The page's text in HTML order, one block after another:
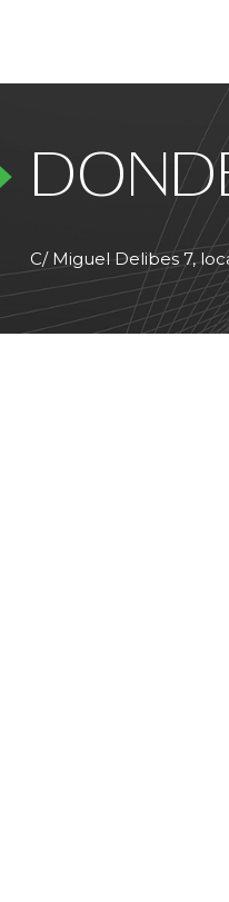
C/ Miguel Delibes 7,